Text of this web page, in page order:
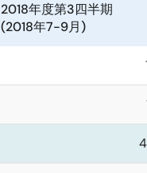
2018年度第3四半期
(2018年7-9月)